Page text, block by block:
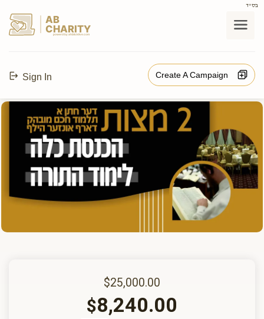
בס"ד
AB
CHARITY
powerd by ahblicklive.com
Sign In Create A Campaign
$25,000.00
$8,240.00